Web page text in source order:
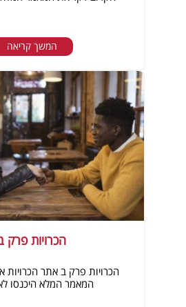
המשך קריאה
הכרויות פרק
הכרויות פרק ב אתר הכרויות
המאמר המלא היכנסו